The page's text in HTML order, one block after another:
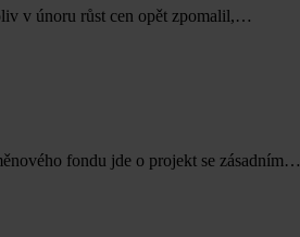
v únoru růst cen opět zpomalil,…
fondu jde o projekt se zásadním…